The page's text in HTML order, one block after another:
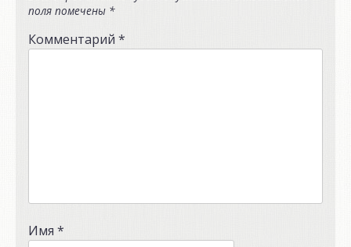
поля помечены *
Комментарий *
Имя *